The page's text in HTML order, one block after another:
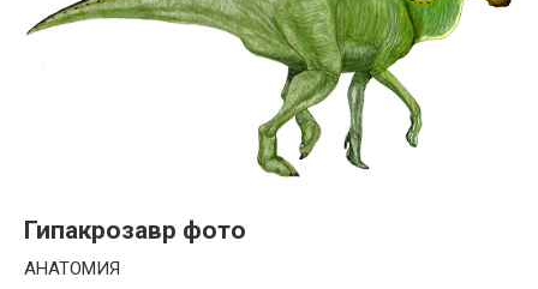
Гипакрозавр фото
АНАТОМИЯ